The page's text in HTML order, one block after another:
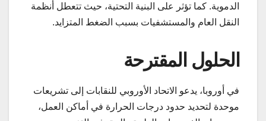
الدموية. كما تؤثر على البنية التحتية، حيث تتعطل أنظمة
النقل العام والمستشفيات بسبب الضغط المتزايد.
الحلول المقترحة
في أوروبا، يدعو الاتحاد الأوروبي للنقابات إلى تشريعات
موحدة لتحديد حدود درجات الحرارة في أماكن العمل،